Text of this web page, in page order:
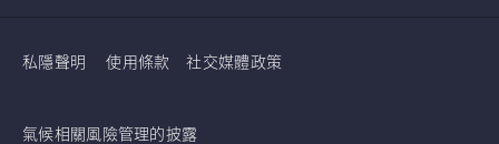
私隱聲明 使用條款 社交媒體政策
氣候相關風險管理的披露